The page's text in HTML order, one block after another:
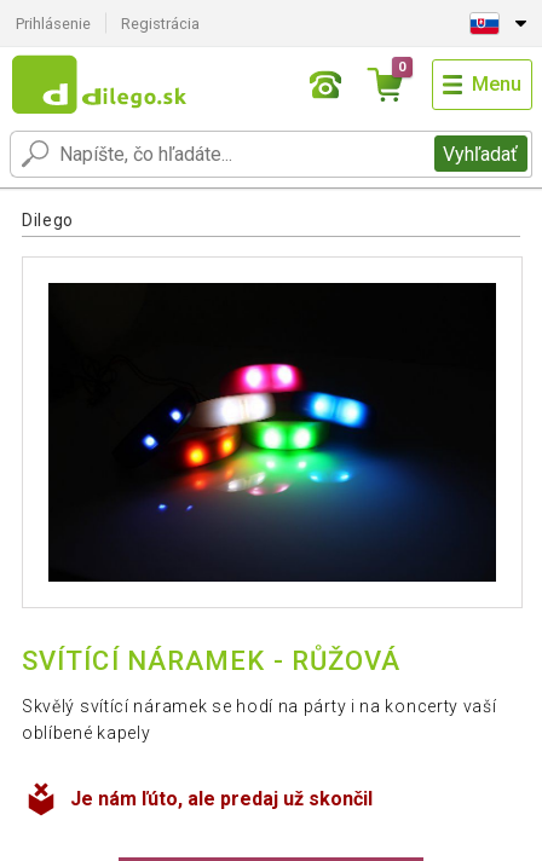
Prihlásenie Registrácia
Vyhľadať
0
Menu
Dilego
SVÍTÍCÍ NÁRAMEK - RŮŽOVÁ
Skvělý svítící náramek se hodí na párty i na koncerty vaší
oblíbené kapely
Je nám ľúto, ale predaj už skončil